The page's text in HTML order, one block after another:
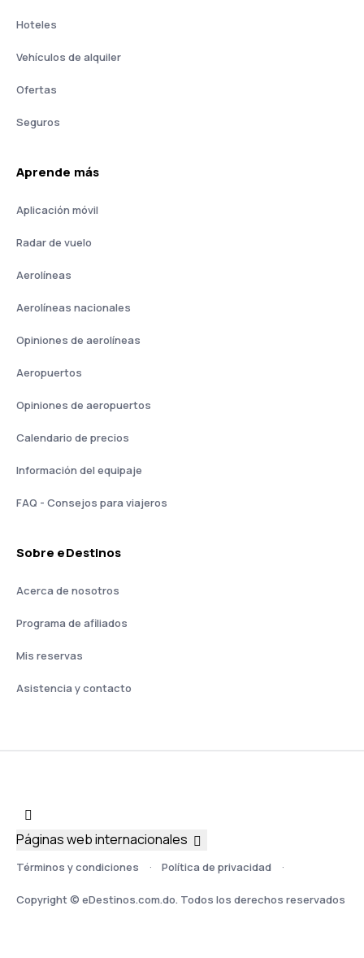
Hoteles
Vehículos de alquiler
Ofertas
Seguros
Aprende más
Aplicación móvil
Radar de vuelo
Aerolíneas
Aerolíneas nacionales
Opiniones de aerolíneas
Aeropuertos
Opiniones de aeropuertos
Calendario de precios
Información del equipaje
FAQ - Consejos para viajeros
Sobre eDestinos
Acerca de nosotros
Programa de afiliados
Mis reservas
Asistencia y contacto
Términos y condiciones Política de privacidad
Copyright © eDestinos.com.do. Todos los derechos reservados
Páginas web internacionales